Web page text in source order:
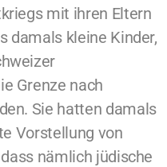
mit ihren Eltern
damals kleine Kinder,
Grenze nach
Sie hatten damals
Vorstellung von
nämlich jüdische